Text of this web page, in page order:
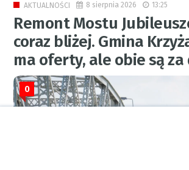
AKTUALNOŚCI 8 sierpnia 2026 13:25
Remont Mostu
coraz bliżej. Gmina
ma oferty, ale obie są za
0